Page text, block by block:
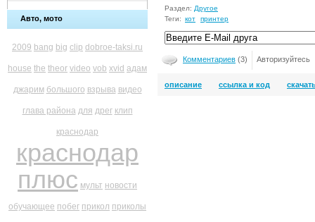
Авто, мото
2009 bang big clip dobroe-taksi.ru
house the theor video vob xvid адам
джарим большого взрыва видео
глава района для дрег клип
краснодар
краснодар
плюс мульт новости
обучающее побег прикол приколы
Раздел: Другое
Теги: кот принтер
Комментариев (3) Авторизуйтесь
описание ссылка и код